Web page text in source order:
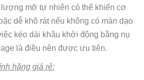
mỡ tự nhiên có thể khiến cơ
dễ khô rát nếu không có màn dạo
kéo dài khâu khởi động bằng nụ
là điều nên được ưu tiên.
hãng giá rẻ: